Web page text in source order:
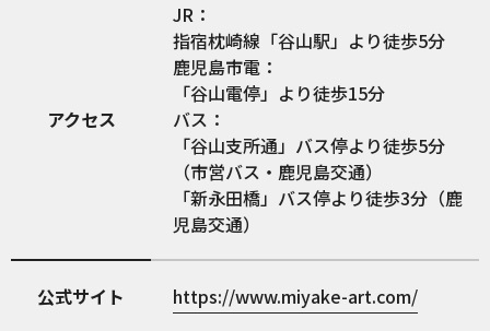
アクセス
JR：
指宿枕崎線「谷山駅」より徒歩5分
鹿児島市電：
「谷山電停」より徒歩15分
バス：
「谷山支所通」バス停より徒歩5分
（市営バス・鹿児島交通）
「新永田橋」バス停より徒歩3分（鹿
児島交通）
公式サイト https://www.miyake-art.com/